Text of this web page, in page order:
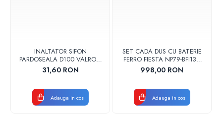
INALTATOR SIFON
PARDOSEALA D100 VALROM
17001900004
31,60 RON
Adauga in cos
SET CADA DUS CU BATERIE
FERRO FIESTA NP79-BFI13U
CROM
998,00 RON
Adauga in cos